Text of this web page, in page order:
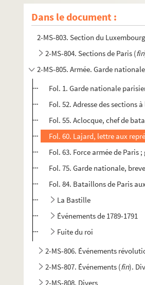
Dans le document :
2-MS-801. Sections de Paris
2-MS-802. Sections de Paris (
2-MS-803. Section du Luxembourg
2-MS-804. Sections de Paris (fin
2-MS-805. Armée. Garde
Fol. 1. Garde nationale
Fol. 52. Adresse des sections
Fol. 55. Aclocque, chef de
Fol. 60. Lajard, lettre aux
Fol. 63. Force armée de
Fol. 75. Garde nationale,
Fol. 84. Bataillons de Paris
La Bastille
Événements de 1789-1791
Fuite du roi
2-MS-806. Événements
2-MS-807. Événements (fin).
2-MS-808. Divers